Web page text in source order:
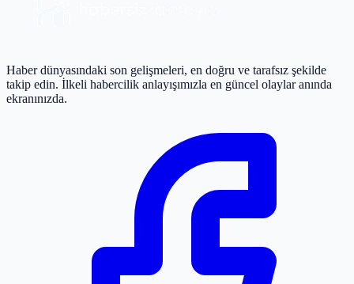
Haber dünyasındaki son gelişmeleri, en doğru ve tarafsız şekilde
takip edin. İlkeli habercilik anlayışımızla en güncel olaylar anında
ekranınızda.